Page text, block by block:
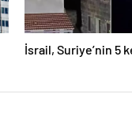
İsrail, Suriye’nin 5